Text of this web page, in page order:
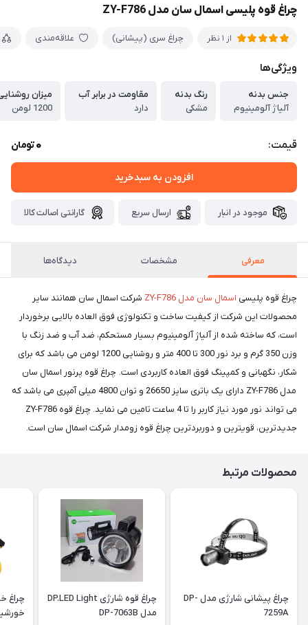
چراغ قوه پلیسی اسمال سان مدل ZY-F786
از 1 نظر چراغ سری (پیشانی) علاقه‌مندی
ویژگی‌ها
جنس بدنه
آلیاژ آلومینیوم
رنگ بدنه
مشکی
مقاومت در برابر آب
دارد
میزان
1200 لومن
قیمت: 0تومان
افزودن به سبدخرید
موجود در انبار ارسال سریع گارانتی اصالت کالا
معرفی مشخصات دیدگاه‌ها
چراغ قوه پلیسی اسمال سان مدل ZY-F786
شرکت اسمال سان همانند سایر
محصولات این شرکت از کیفیت ساخت و تکنولوژی فوق العاده بالایی برخوردار
است، که ساخته شده از آلیاژ آلومینیوم بسیار مستحکم، ضد آب و ضد زنگ با
وزن 350 گرم و برد نور 300 تا 400 متر و روشنایی 1200 لومن می باشد که برای
شکار، نگهبانی و کمپینگ فوق العاده کاربردی است. چراغ قوه پرنور اسمال سان
مدل ZY-F786 دارای یک باتری سایز 26650 و توان 4800 میلی آمپری می باشد که
می تواند نور مورد نیاز کاربر را تا 4 ساعت تامین می نماید. چراغ قوه ZY-F786
جدیدترین، قویترین و دوربردترین چراغ قوه زومدار شرکت اسمال سان است.
محصولات مرتبط
چراغ پیشانی شارژی مدل DP-
7259A
چراغ قوه شارژی DP.LED Light
مدل DP-7063B
چراغ